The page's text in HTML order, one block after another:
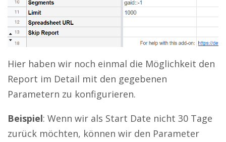
Hier haben wir noch einmal die Möglichkeit den
Report im Detail mit den gegebenen
Parametern zu konfigurieren.
Beispiel: Wenn wir als Start Date nicht 30 Tage
zurück möchten, können wir den Parameter